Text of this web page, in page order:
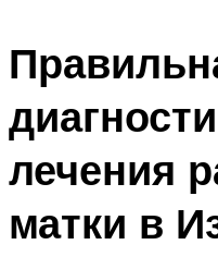
лечения
матки в